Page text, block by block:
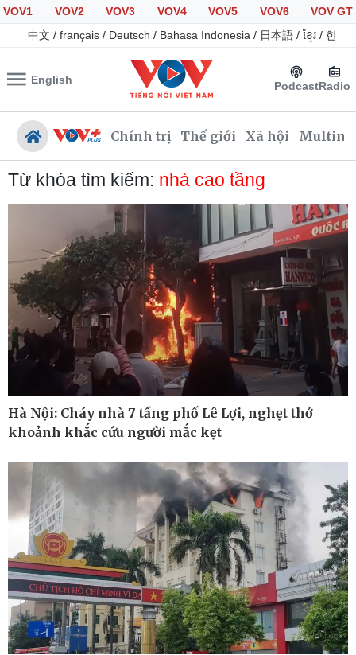
VOV1 VOV2 VOV3 VOV4 VOV5 VOV6
VOV GT
中文 / français / Deutsch / Bahasa Indonesia / 日本語 / ខ្មែរ / 한국
English PodcastRadio
Chính trị Thế giới Xã hội
Đảng
Tổ chức nhân sự
Quốc hội
Nhận diện sự thật
Xã hội
Tin 24h
Giáo dục
Dự báo thời tiết
Dấu ấn VOV
Việc làm
Biển đảo
Thế giới
Quan sát
Cuộc sống đó đây
Hồ sơ
Multimedia
Ảnh
Video
E-Magazine
Infographic
Từ khóa tìm kiếm: nhà cao tầng
Hà Nội: Cháy nhà 7 tầng phố Lê Lợi, nghẹt thở
khoảnh khắc cứu người mắc kẹt